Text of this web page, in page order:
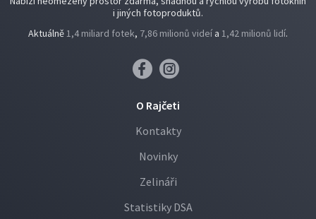
i jiných fotoproduktů.
Aktuálně1,4 miliard fotek, 7,86 milionů videí a 1,42 milionů lidí.
O Rajčeti
Kontakty
Novinky
Zelináři
Statistiky DSA